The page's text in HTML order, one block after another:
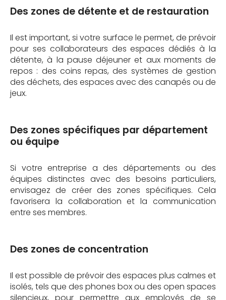
Des zones de détente et de restauration
Il est important, si votre surface le permet, de prévoir
pour ses collaborateurs des espaces dédiés à la
détente, à la pause déjeuner et aux moments de
repos : des coins repas, des systèmes de gestion
des déchets, des espaces avec des canapés ou de
jeux.
Des zones spécifiques par département
ou équipe
Si votre entreprise a des départements ou des
équipes distinctes avec des besoins particuliers,
envisagez de créer des zones spécifiques. Cela
favorisera la collaboration et la communication
entre ses membres.
Des zones de concentration
Il est possible de prévoir des espaces plus calmes et
isolés, tels que des phones box ou des open spaces